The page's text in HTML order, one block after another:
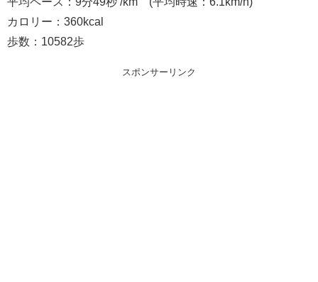
カロリー：360kcal
歩数：10582歩
スポンサーリンク